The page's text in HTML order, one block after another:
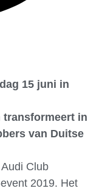
15 juni in
transformeert in
van Duitse
Club
2019. Het